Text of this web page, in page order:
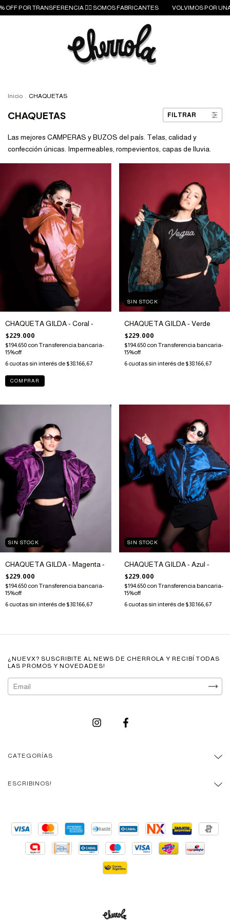
POR TRANSFERENCIA ❤️‍🔥 SOMOS FABRICANTES VOLVIMOS POR
Inicio . CHAQUETAS
CHAQUETAS FILTRAR
Las mejores CAMPERAS y BUZOS del país. Telas, calidad y
confección únicas. Impermeables, rompevientos, capas de lluvia.
CHAQUETA GILDA - Coral -
$229.000
$194.650 con Transferencia bancaria-
15%off
6 cuotas sin interés de $38.166,67
COMPRAR
SIN STOCK
CHAQUETA GILDA - Verde
$229.000
$194.650 con Transferencia bancaria-
15%off
6 cuotas sin interés de $38.166,67
SIN STOCK
CHAQUETA GILDA - Magenta -
$229.000
$194.650 con Transferencia bancaria-
15%off
6 cuotas sin interés de $38.166,67
SIN STOCK
CHAQUETA GILDA - Azul -
$229.000
$194.650 con Transferencia bancaria-
15%off
6 cuotas sin interés de $38.166,67
¿NUEVX? SUSCRIBITE AL NEWS DE CHERROLA Y RECIBÍ TODAS
LAS PROMOS Y NOVEDADES!
CATEGORÍAS
ESCRIBINOS!